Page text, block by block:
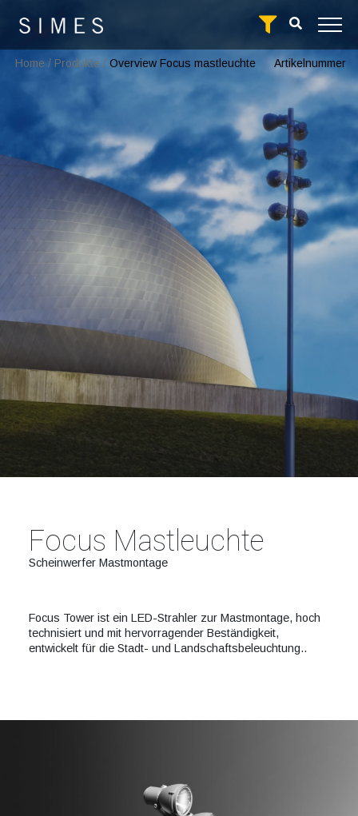
Home / Produkte / Overview Focus mastleuchte Artikelnummer
Focus Mastleuchte
Scheinwerfer Mastmontage
Focus Tower ist ein LED-Strahler zur Mastmontage, hoch
technisiert und mit hervorragender Beständigkeit,
entwickelt für die Stadt- und Landschaftsbeleuchtung..